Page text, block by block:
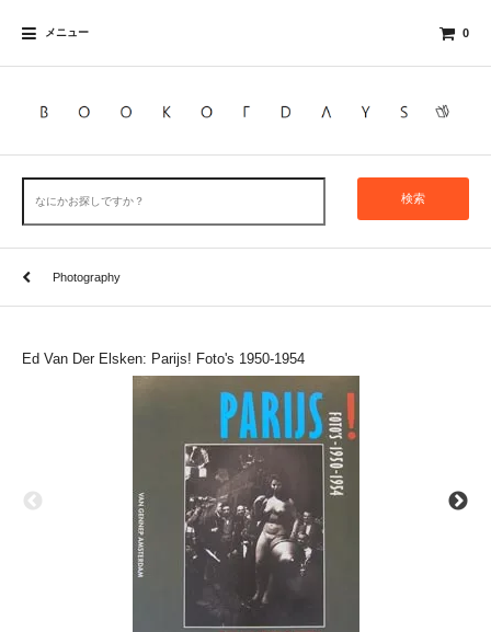
メニュー 0
検索
Photography
Ed Van Der Elsken: Parijs! Foto's 1950-1954